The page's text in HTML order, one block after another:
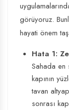
görüyoruz.
hayati önem
Hata 1:
Sahada en
kapının
tavan
sonrası